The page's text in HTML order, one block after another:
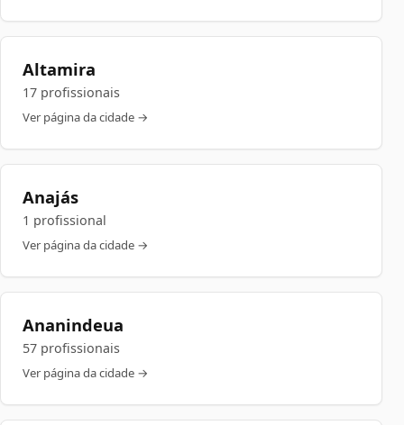
Altamira
17 profissionais
Ver página da cidade →
Anajás
1 profissional
Ver página da cidade →
Ananindeua
57 profissionais
Ver página da cidade →